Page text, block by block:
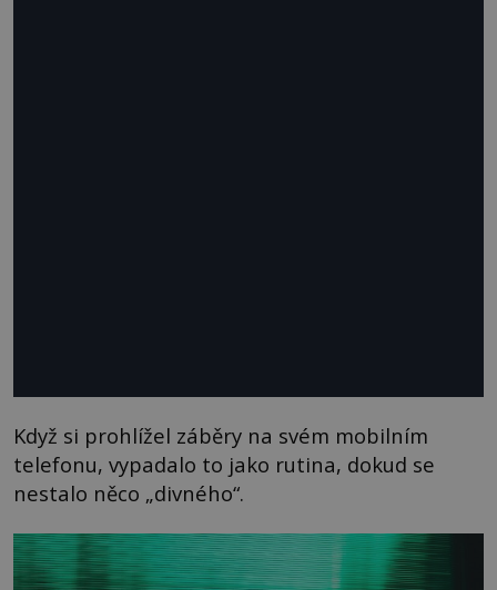
Když si prohlížel záběry na svém mobilním
telefonu, vypadalo to jako rutina, dokud se
nestalo něco „divného“.